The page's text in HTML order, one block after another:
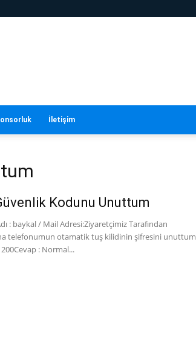
İletişim
Kodunu Unuttum
: baykal / Mail Adresi:Ziyaretçimiz Tarafından
telefonumun otamatik tuş kilidinin şifresini unuttum
: Normal...